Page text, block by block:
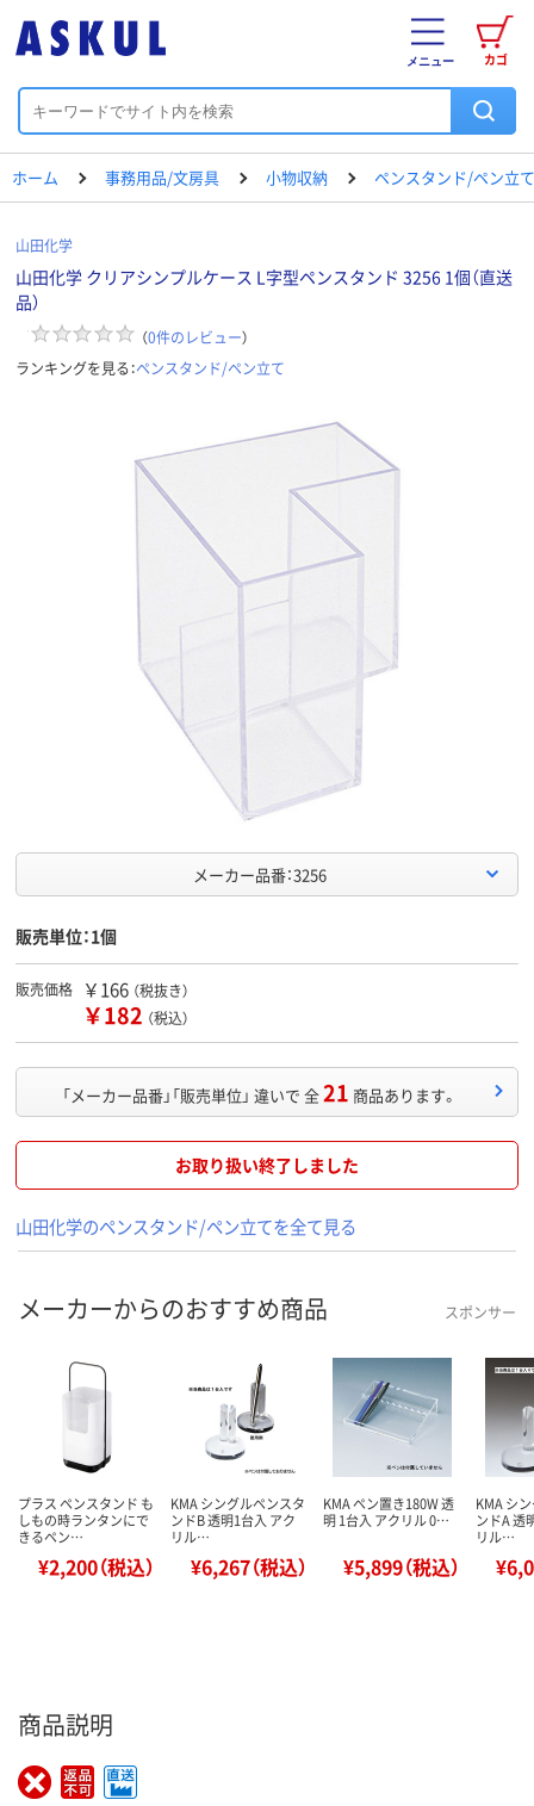
カゴ
メニュー
ホーム 事務用品/文房具 小物収納 ペンスタンド/ペン立て
山田化学
山田化学 クリアシンプルケース L字型ペンスタンド 3256 1個（直送
品）
（0件のレビュー）
ランキングを見る：ペンスタンド/ペン立て
メーカー品番：3256
販売単位：1個
販売価格 ￥166 （税抜き）
￥182 （税込）
「メーカー品番」「販売単位」 違いで 全21 商品あります。
お取り扱い終了しました
山田化学のペンスタンド/ペン立てを全て見る
メーカーからのおすすめ商品 スポンサー
プラス ペンスタンド も
しもの時ランタンにで
きるペン…
¥2,200（税込）
KMA シングルペンスタ
ンドB 透明1台入 アク
リル…
¥6,267（税込）
KMA ペン置き180W 透
明 1台入 アクリル 0…
¥5,899（税込）
KMA シ
ンドA 透
リル…
商品説明